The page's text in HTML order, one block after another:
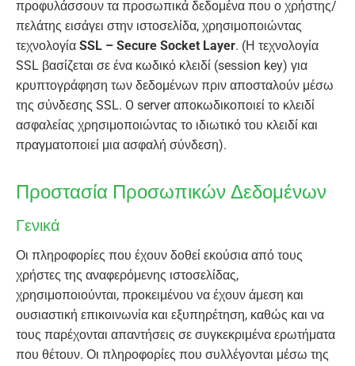
προφυλάσσουν τα προσωπικά δεδομένα που ο χρήστης/
πελάτης εισάγει στην ιστοσελίδα, χρησιμοποιώντας
τεχνολογία SSL – Secure Socket Layer. (Η τεχνολογία
SSL βασίζεται σε ένα κωδικό κλειδί (session key) για
κρυπτογράφηση των δεδομένων πριν αποσταλούν μέσω
της σύνδεσης SSL. O server αποκωδικοποιεί το κλειδί
ασφαλείας χρησιμοποιώντας το ιδιωτικό του κλειδί και
πραγματοποιεί μια ασφαλή σύνδεση).
Προστασία Προσωπικών Δεδομένων
Γενικά
Οι πληροφορίες που έχουν δοθεί εκούσια από τους
χρήστες της αναφερόμενης ιστοσελίδας,
χρησιμοποιούνται, προκειμένου να έχουν άμεση και
ουσιαστική επικοινωνία και εξυπηρέτηση, καθώς και να
τους παρέχονται απαντήσεις σε συγκεκριμένα ερωτήματα
που θέτουν. Οι πληροφορίες που συλλέγονται μέσω της